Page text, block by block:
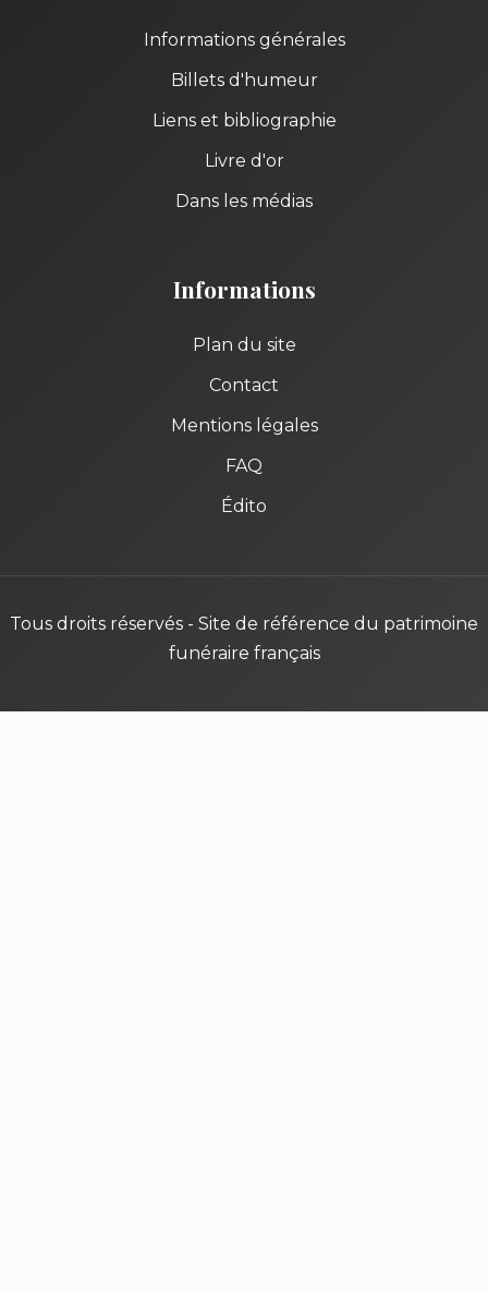
Informations générales
Billets d'humeur
Liens et bibliographie
Livre d'or
Dans les médias
Informations
Plan du site
Contact
Mentions légales
FAQ
Édito
Tous droits réservés - Site de référence du patrimoine
funéraire français